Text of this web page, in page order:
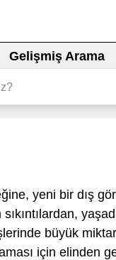
Gelişmiş Arama
yeni bir dış
büyük
için elinden